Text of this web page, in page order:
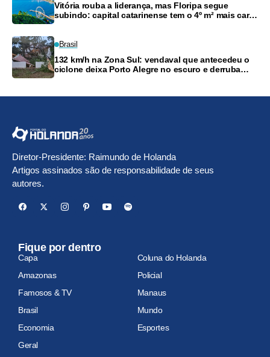
Vitória rouba a liderança, mas Floripa segue
subindo: capital catarinense tem o 4º m² mais caro
Brasil
132 km/h na Zona Sul: vendaval que antecedeu o
ciclone deixa Porto Alegre no escuro e derruba
Diretor-Presidente: Raimundo de Holanda
Artigos assinados são de responsabilidade de seus
autores.
Fique por dentro
Capa
Coluna do Holanda
Amazonas
Policial
Famosos & TV
Manaus
Brasil
Mundo
Economia
Esportes
Geral